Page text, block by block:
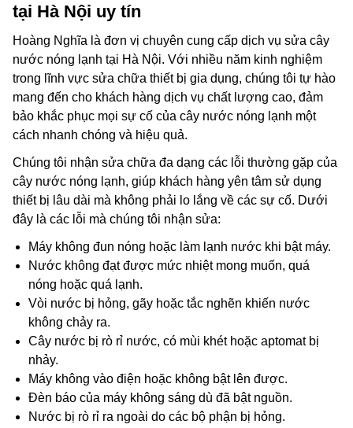
tại Hà Nội uy tín
Hoàng Nghĩa là đơn vị chuyên cung cấp dịch vụ sửa cây
nước nóng lạnh tại Hà Nội. Với nhiều năm kinh nghiệm
trong lĩnh vực sửa chữa thiết bị gia dụng, chúng tôi tự hào
mang đến cho khách hàng dịch vụ chất lượng cao, đảm
bảo khắc phục mọi sự cố của cây nước nóng lạnh một
cách nhanh chóng và hiệu quả.
Chúng tôi nhận sửa chữa đa dạng các lỗi thường gặp của
cây nước nóng lạnh, giúp khách hàng yên tâm sử dụng
thiết bị lâu dài mà không phải lo lắng về các sự cố. Dưới
đây là các lỗi mà chúng tôi nhận sửa:
Máy không đun nóng hoặc làm lạnh nước khi bật máy.
Nước không đạt được mức nhiệt mong muốn, quá
nóng hoặc quá lạnh.
Vòi nước bị hỏng, gãy hoặc tắc nghẽn khiến nước
không chảy ra.
Cây nước bị rò rỉ nước, có mùi khét hoặc aptomat bị
nhảy.
Máy không vào điện hoặc không bật lên được.
Đèn báo của máy không sáng dù đã bật nguồn.
Nước bị rò rỉ ra ngoài do các bộ phận bị hỏng.